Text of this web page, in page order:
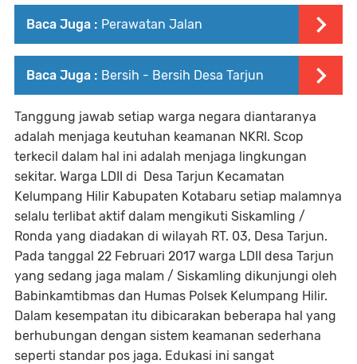
Baca Juga : Perawatan Jalan
Baca Juga : Bersih - Bersih Desa Tarjun
Tanggung jawab setiap warga negara diantaranya
adalah menjaga keutuhan keamanan NKRI. Scop
terkecil dalam hal ini adalah menjaga lingkungan
sekitar. Warga LDII di Desa Tarjun Kecamatan
Kelumpang Hilir Kabupaten Kotabaru setiap malamnya
selalu terlibat aktif dalam mengikuti Siskamling /
Ronda yang diadakan di wilayah RT. 03, Desa Tarjun.
Pada tanggal 22 Februari 2017 warga LDII desa Tarjun
yang sedang jaga malam / Siskamling dikunjungi oleh
Babinkamtibmas dan Humas Polsek Kelumpang Hilir.
Dalam kesempatan itu dibicarakan beberapa hal yang
berhubungan dengan sistem keamanan sederhana
seperti standar pos jaga. Edukasi ini sangat